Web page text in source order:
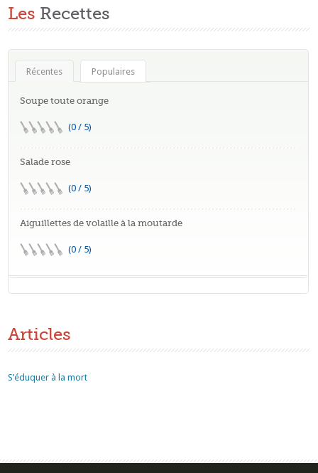
Les Recettes
Récentes Populaires
Soupe toute orange
(0 / 5)
Salade rose
(0 / 5)
Aiguillettes de volaille à la moutarde
(0 / 5)
Articles
S’éduquer à la mort